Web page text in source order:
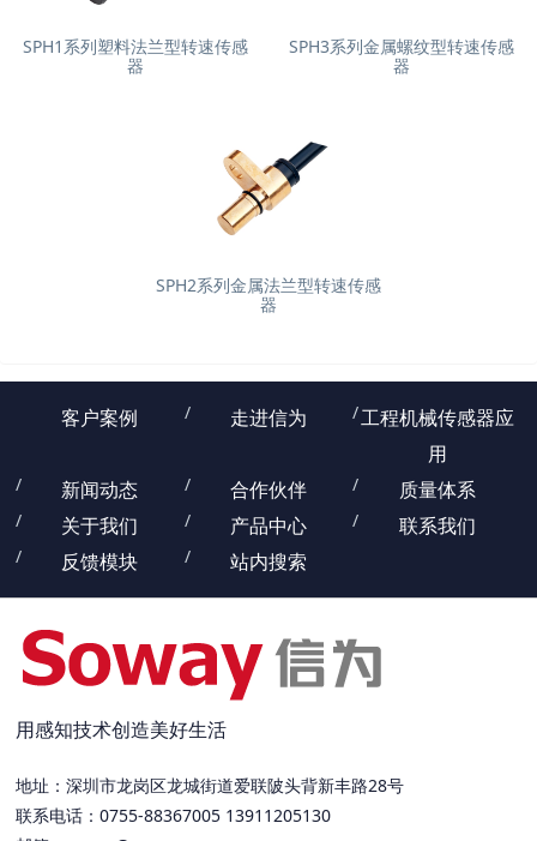
SPH1系列塑料法兰型转速传感
器
SPH3系列金属螺纹型转速传感
器
SPH2系列金属法兰型转速传感
器
客户案例 走进信为
工程机械传感器应
用
新闻动态
合作伙伴
质量体系
关于我们
产品中心
联系我们
反馈模块
站内搜索
用感知技术创造美好生活
地址：深圳市龙岗区龙城街道爱联陂头背新丰路28号
联系电话：0755-88367005 13911205130